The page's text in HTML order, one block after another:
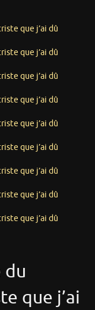
que j’ai dû
que j’ai dû
que j’ai dû
que j’ai dû
que j’ai dû
que j’ai dû
que j’ai dû
que j’ai dû
que j’ai dû
du
que j’ai